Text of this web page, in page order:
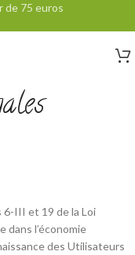
de 75 euros
III et 19 de la Loi
dans l’économie
des Utilisateurs